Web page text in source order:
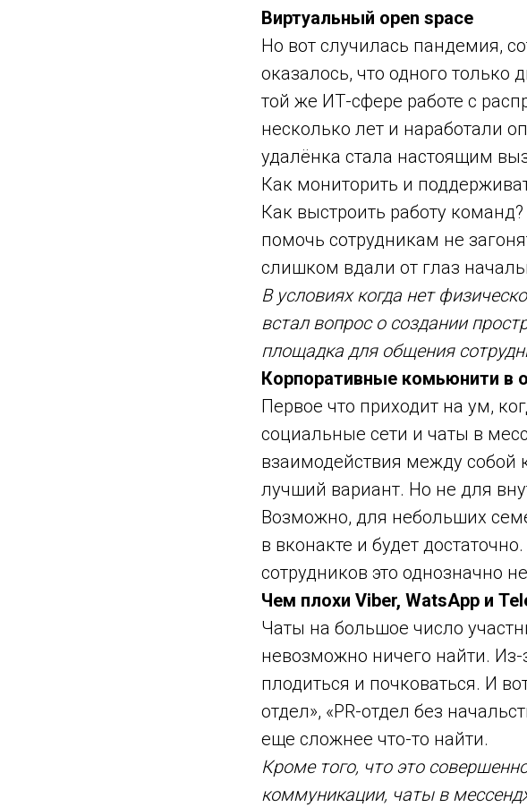
Виртуальный open space
Но вот случилась пандемия,
оказалось, что одного
той же ИТ-сфере работе с
несколько лет и наработали
удалёнка стала настоящим
Как мониторить и
Как выстроить работу
помочь сотрудникам не
слишком вдали от глаз
В условиях когда нет
встал вопрос о создании
площадка для общения
Корпоративные комьюнити в
Первое что приходит на ум,
социальные сети и чаты в
взаимодействия между собой
лучший вариант. Но не для
Возможно, для небольших
в вконакте и будет
сотрудников это однозначно
Чем плохи Viber, WatsApp и
Чаты на большое число
невозможно ничего найти.
плодиться и почковаться. И
отдел», «PR-отдел без
еще сложнее что-то найти.
Кроме того, что это
коммуникации, чаты в